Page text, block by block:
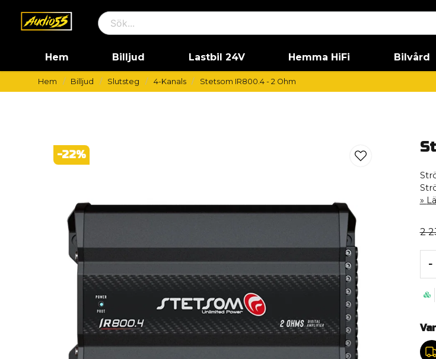
Hem Billjud Lastbil 24V Hemma HiFi Bilvård
Hem Billjud Slutsteg 4-Kanals Stetsom IR800.4 - 2 Ohm
-22%
2
-